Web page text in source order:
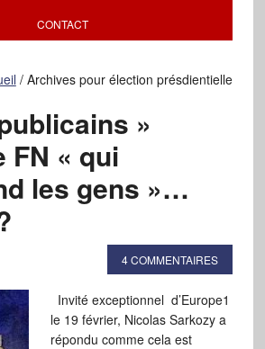
CONTACT
/Archives pour élection présdientielle
»
FN « qui
les gens »…
4 COMMENTAIRES
Invité exceptionnel d’Europe1
le 19 février, Nicolas Sarkozy a
répondu comme cela est